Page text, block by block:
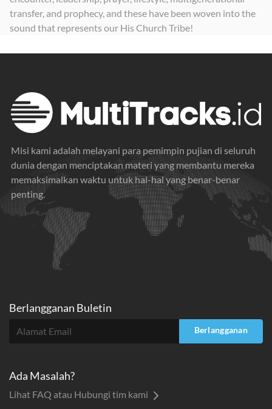
transfer, and prophecy, and these have been woven into the
sound that represents our His Church Tribe!
Misi kami adalah melayani para pemimpin pujian di seluruh
dunia dengan menciptakan materi yang membantu mereka
memaksimalkan waktu untuk hal-hal yang benar-benar
penting.
Berlangganan Buletin
Berlangganan
Ada Masalah?
Lihat FAQ atau Hubungi tim kami